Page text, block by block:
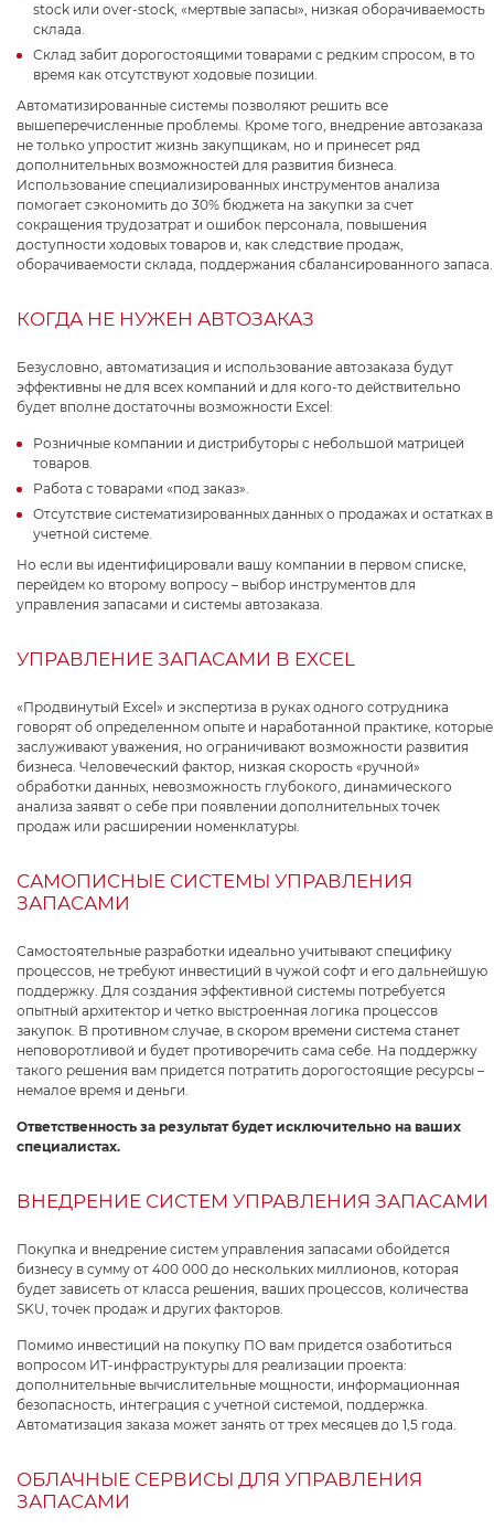
stock или over-stock, «мертвые запасы», низкая оборачиваемость
склада.
Склад забит дорогостоящими товарами с редким спросом, в то
время как отсутствуют ходовые позиции.
Автоматизированные системы позволяют решить все
вышеперечисленные проблемы. Кроме того, внедрение автозаказа
не только упростит жизнь закупщикам, но и принесет ряд
дополнительных возможностей для развития бизнеса.
Использование специализированных инструментов анализа
помогает сэкономить до 30% бюджета на закупки за счет
сокращения трудозатрат и ошибок персонала, повышения
доступности ходовых товаров и, как следствие продаж,
оборачиваемости склада, поддержания сбалансированного запаса.
КОГДА НЕ НУЖЕН АВТОЗАКАЗ
Безусловно, автоматизация и использование автозаказа будут
эффективны не для всех компаний и для кого-то действительно
будет вполне достаточны возможности Excel:
Розничные компании и дистрибуторы с небольшой матрицей
товаров.
Работа с товарами «под заказ».
Отсутствие систематизированных данных о продажах и остатках в
учетной системе.
Но если вы идентифицировали вашу компании в первом списке,
перейдем ко второму вопросу – выбор инструментов для
управления запасами и системы автозаказа.
УПРАВЛЕНИЕ ЗАПАСАМИ В EXCEL
«Продвинутый Excel» и экспертиза в руках одного сотрудника
говорят об определенном опыте и наработанной практике, которые
заслуживают уважения, но ограничивают возможности развития
бизнеса. Человеческий фактор, низкая скорость «ручной»
обработки данных, невозможность глубокого, динамического
анализа заявят о себе при появлении дополнительных точек
продаж или расширении номенклатуры.
САМОПИСНЫЕ СИСТЕМЫ УПРАВЛЕНИЯ
ЗАПАСАМИ
Самостоятельные разработки идеально учитывают специфику
процессов, не требуют инвестиций в чужой софт и его дальнейшую
поддержку. Для создания эффективной системы потребуется
опытный архитектор и четко выстроенная логика процессов
закупок. В противном случае, в скором времени система станет
неповоротливой и будет противоречить сама себе. На поддержку
такого решения вам придется потратить дорогостоящие ресурсы –
немалое время и деньги.
Ответственность за результат будет исключительно на ваших
специалистах.
ВНЕДРЕНИЕ СИСТЕМ УПРАВЛЕНИЯ ЗАПАСАМИ
Покупка и внедрение систем управления запасами обойдется
бизнесу в сумму от 400 000 до нескольких миллионов, которая
будет зависеть от класса решения, ваших процессов, количества
SKU, точек продаж и других факторов.
Помимо инвестиций на покупку ПО вам придется озаботиться
вопросом ИТ-инфраструктуры для реализации проекта:
дополнительные вычислительные мощности, информационная
безопасность, интеграция с учетной системой, поддержка.
Автоматизация заказа может занять от трех месяцев до 1,5 года.
ОБЛАЧНЫЕ СЕРВИСЫ ДЛЯ УПРАВЛЕНИЯ
ЗАПАСАМИ